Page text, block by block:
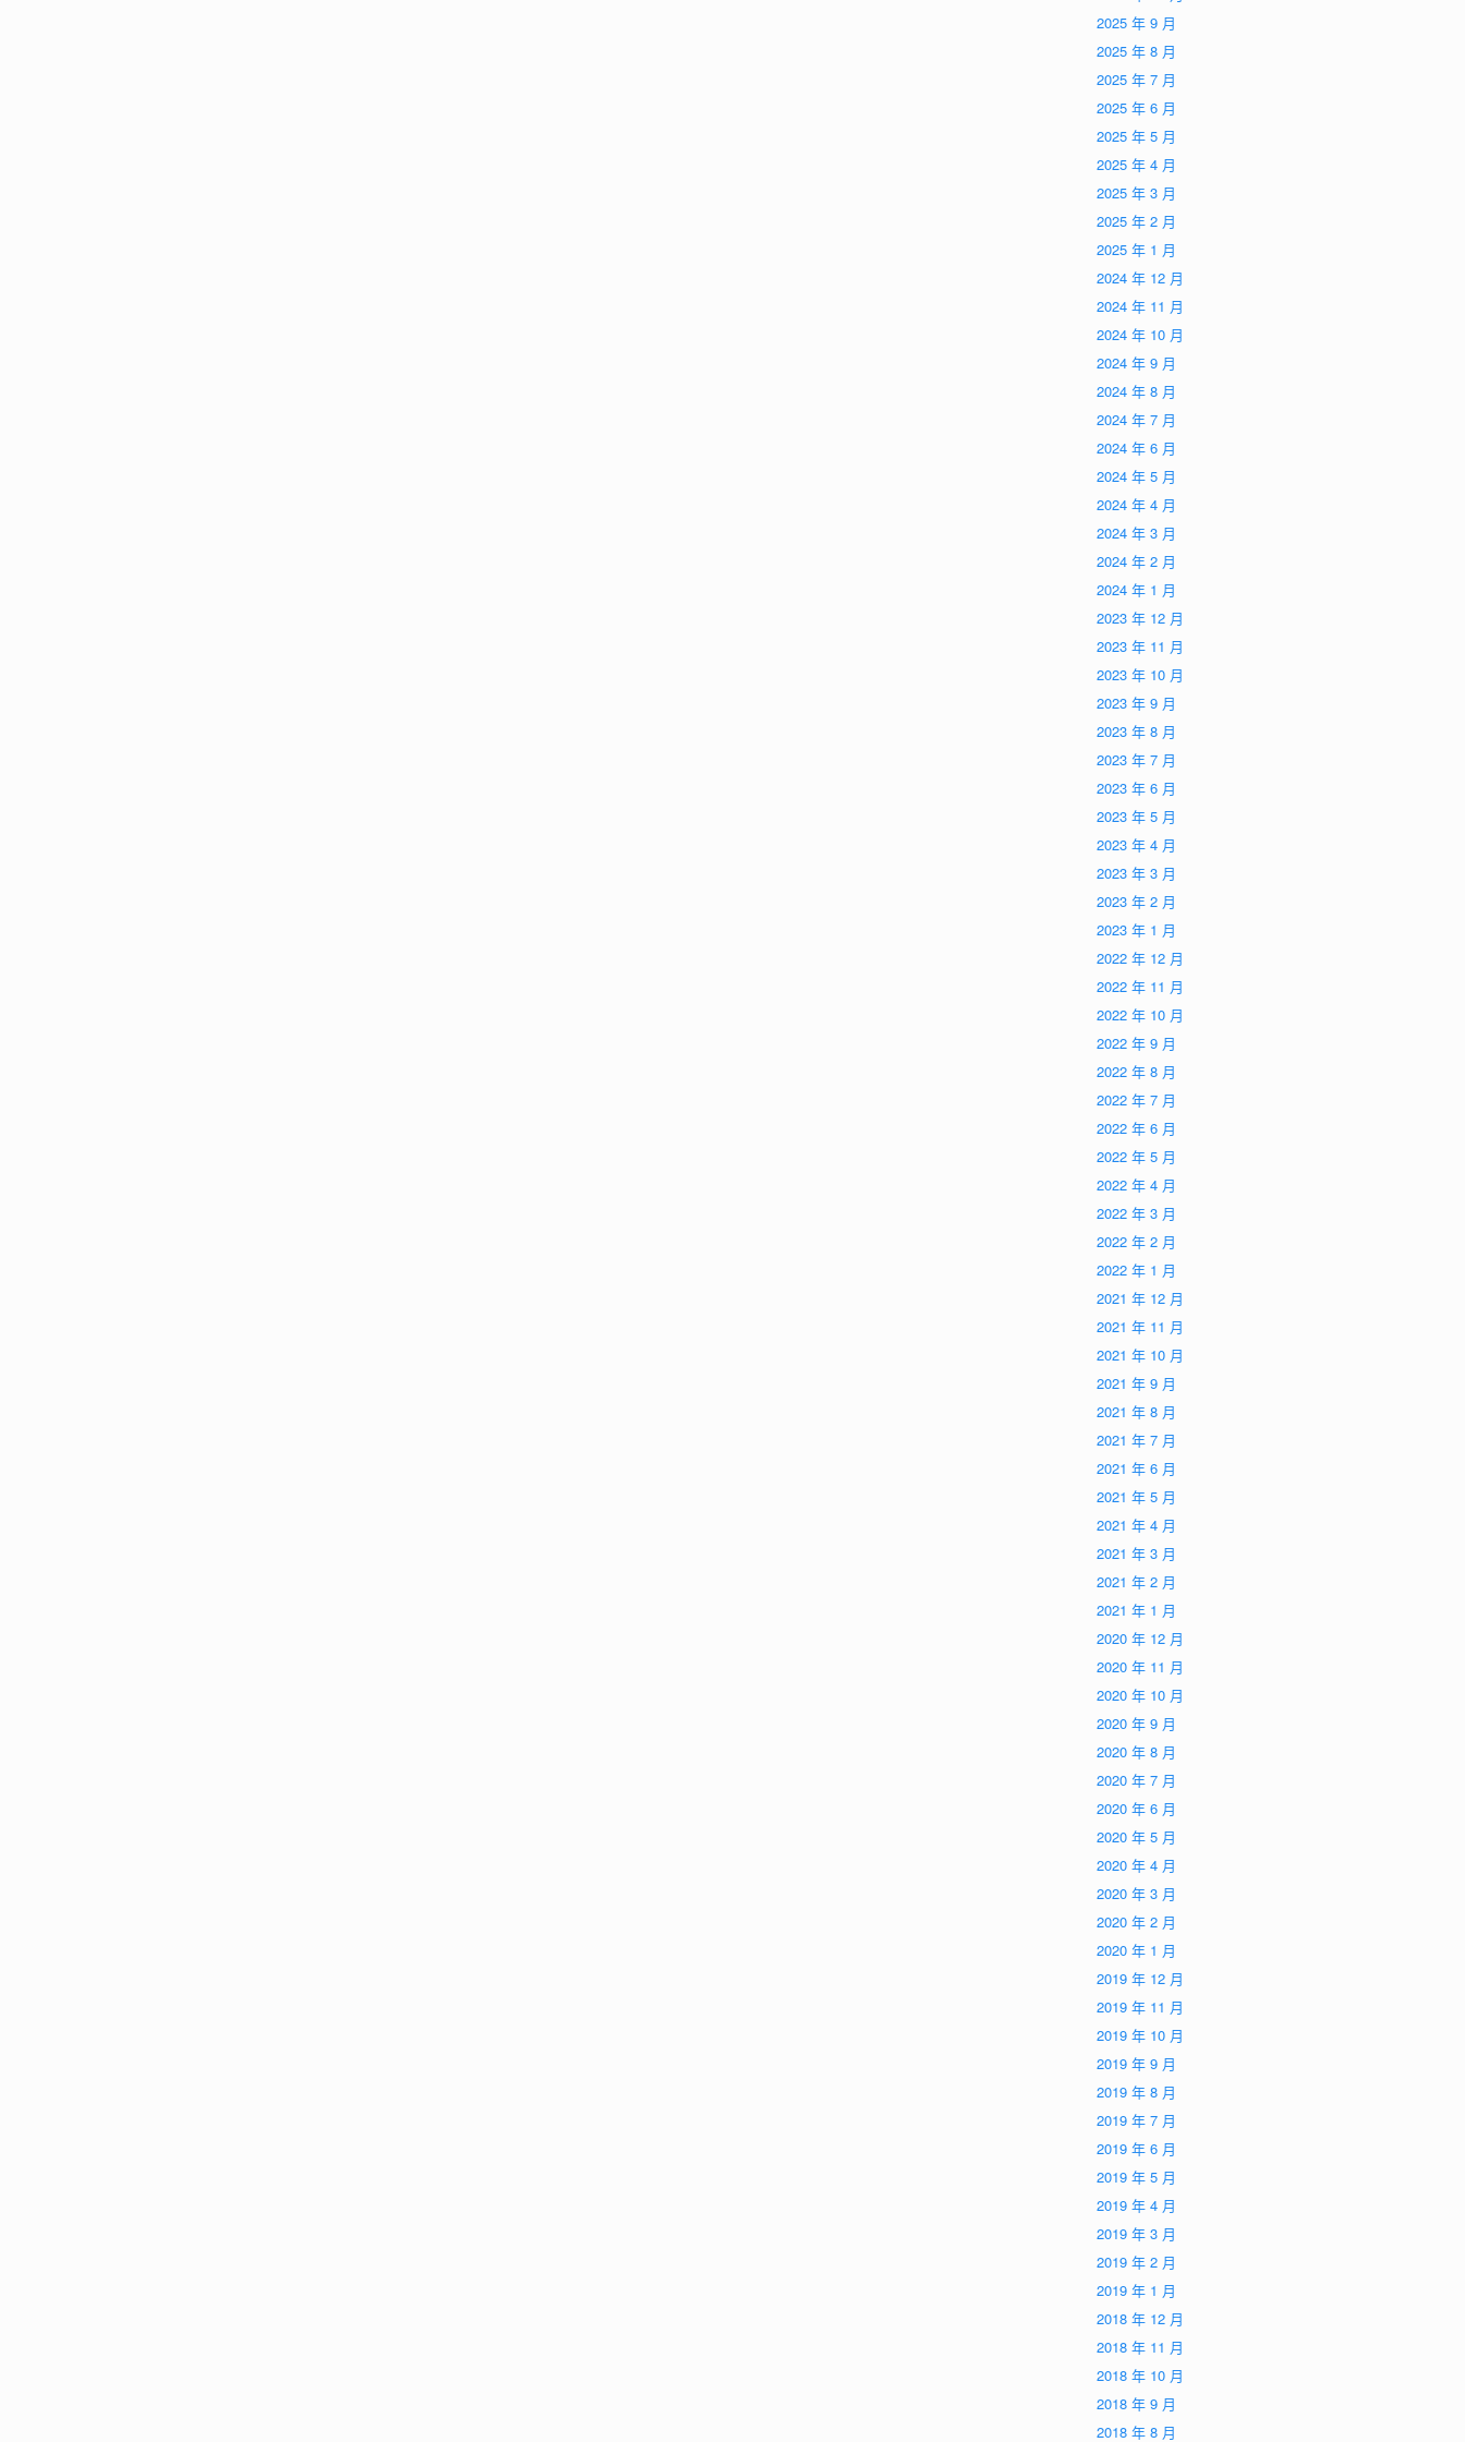
2025 年 9 月
2025 年 8 月
2025 年 7 月
2025 年 6 月
2025 年 5 月
2025 年 4 月
2025 年 3 月
2025 年 2 月
2025 年 1 月
2024 年 12 月
2024 年 11 月
2024 年 10 月
2024 年 9 月
2024 年 8 月
2024 年 7 月
2024 年 6 月
2024 年 5 月
2024 年 4 月
2024 年 3 月
2024 年 2 月
2024 年 1 月
2023 年 12 月
2023 年 11 月
2023 年 10 月
2023 年 9 月
2023 年 8 月
2023 年 7 月
2023 年 6 月
2023 年 5 月
2023 年 4 月
2023 年 3 月
2023 年 2 月
2023 年 1 月
2022 年 12 月
2022 年 11 月
2022 年 10 月
2022 年 9 月
2022 年 8 月
2022 年 7 月
2022 年 6 月
2022 年 5 月
2022 年 4 月
2022 年 3 月
2022 年 2 月
2022 年 1 月
2021 年 12 月
2021 年 11 月
2021 年 10 月
2021 年 9 月
2021 年 8 月
2021 年 7 月
2021 年 6 月
2021 年 5 月
2021 年 4 月
2021 年 3 月
2021 年 2 月
2021 年 1 月
2020 年 12 月
2020 年 11 月
2020 年 10 月
2020 年 9 月
2020 年 8 月
2020 年 7 月
2020 年 6 月
2020 年 5 月
2020 年 4 月
2020 年 3 月
2020 年 2 月
2020 年 1 月
2019 年 12 月
2019 年 11 月
2019 年 10 月
2019 年 9 月
2019 年 8 月
2019 年 7 月
2019 年 6 月
2019 年 5 月
2019 年 4 月
2019 年 3 月
2019 年 2 月
2019 年 1 月
2018 年 12 月
2018 年 11 月
2018 年 10 月
2018 年 9 月
2018 年 8 月